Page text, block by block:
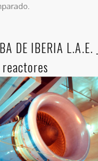
DE IBERIA L.A.E. __